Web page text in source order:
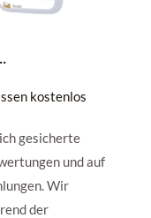
kostenlos
gesicherte
und auf
Wir
der